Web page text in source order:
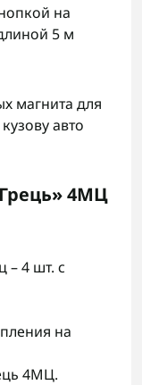
на
5 м
магнита для
авто
4МЦ
– 4 шт. с
на
4МЦ.